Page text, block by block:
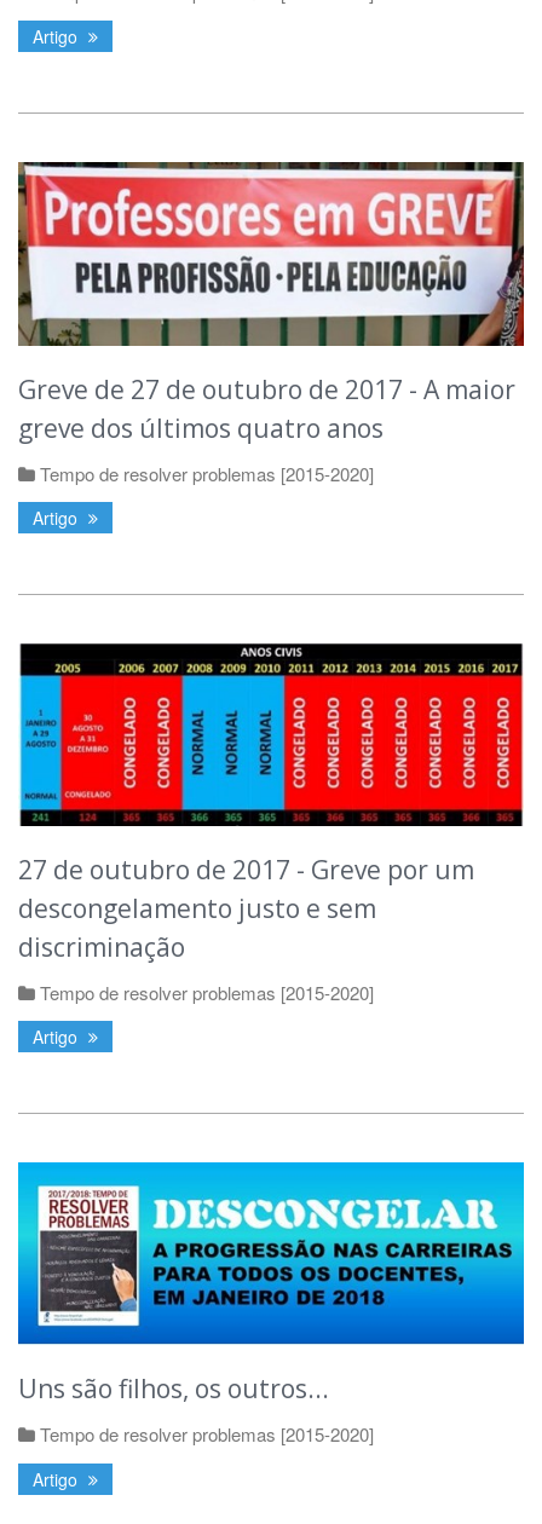
Artigo
Greve de 27 de outubro de 2017 - A maior
greve dos últimos quatro anos
Tempo de resolver problemas [2015-2020]
Artigo
27 de outubro de 2017 - Greve por um
descongelamento justo e sem
discriminação
Tempo de resolver problemas [2015-2020]
Artigo
Uns são filhos, os outros...
Tempo de resolver problemas [2015-2020]
Artigo